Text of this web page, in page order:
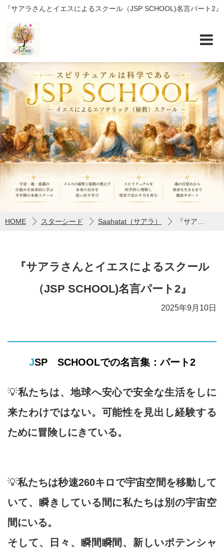
『サアラさんとイエスによるスクール（JSP SCHOOL)名言パート2』
HOME スターシード Saahatat（サアラ）
『サアラさんとイエスによるスクール
（JSP SCHOOL)名言パート2』
2025年9月10日
JSP SCHOOLでの名言集：パート2
💡私たちは、地球へ安心で安全な生活をしに
来たわけではない。可能性を見出し経験する
ために冒険しにきている。
💡私たちは秒速260キロで宇宙空間を移動して
いて、瞬きしている間に私たちは別の宇宙空
間にいる。
そして、日々、瞬間瞬間、新しいポテンシャ